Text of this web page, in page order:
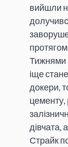
вийшли
протягом
Тижнями
іще
докери,
цементу,
дівчата,
Страйк